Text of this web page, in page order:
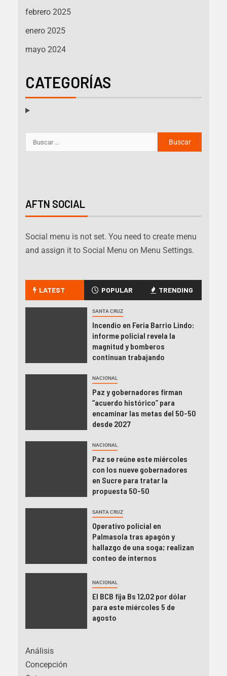
febrero 2025
enero 2025
mayo 2024
CATEGORÍAS
AFTN SOCIAL
Social menu is not set. You need to create menu
and assign it to Social Menu on Menu Settings.
LATEST POPULAR TRENDING
SANTA CRUZ
Incendio en Feria Barrio Lindo:
informe policial revela la
magnitud y bomberos
continuan trabajando
NACIONAL
Paz y gobernadores firman
“acuerdo histórico” para
encaminar las metas del 50-50
desde 2027
NACIONAL
Paz se reúne este miércoles
con los nueve gobernadores
en Sucre para tratar la
propuesta 50-50
SANTA CRUZ
Operativo policial en
Palmasola tras apagón y
hallazgo de una soga; realizan
conteo de internos
NACIONAL
El BCB fija Bs 12,02 por dólar
para este miércoles 5 de
agosto
Análisis
Concepción